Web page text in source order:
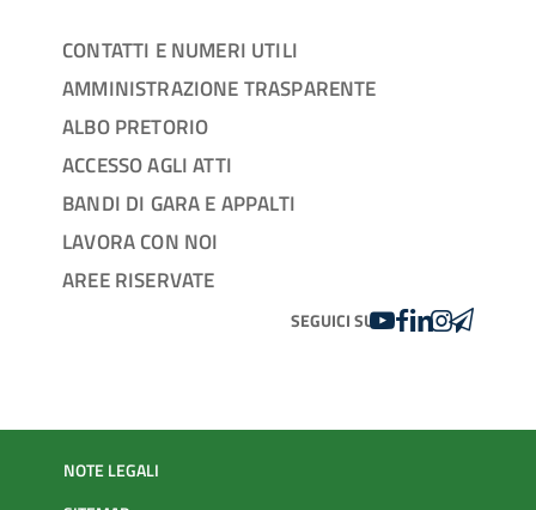
CONTATTI E NUMERI UTILI
AMMINISTRAZIONE TRASPARENTE
ALBO PRETORIO
ACCESSO AGLI ATTI
BANDI DI GARA E APPALTI
LAVORA CON NOI
AREE RISERVATE
SEGUICI SUYOUTUBE
FACEBOOK
LINKEDIN
INSTAGRAM
NOTE LEGALI